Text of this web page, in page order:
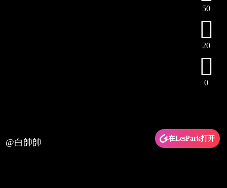
50

20

0
@白帥帥 在LesPark打开